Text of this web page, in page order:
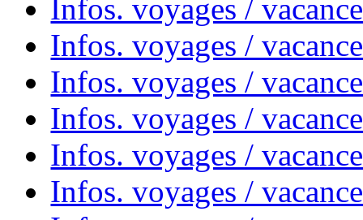
Infos. voyages /
Infos. voyages /
Infos. voyages /
Infos. voyages /
Infos. voyages /
Infos. voyages /